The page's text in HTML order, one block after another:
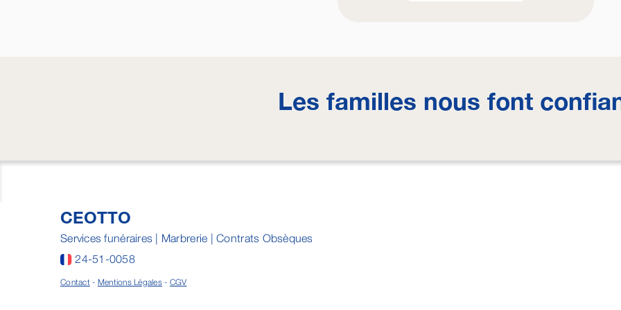
Les familles nous font
CEOTTO
Services funéraires | Marbrerie | Contrats Obsèques
24-51-0058
Contact - Mentions Légales - CGV